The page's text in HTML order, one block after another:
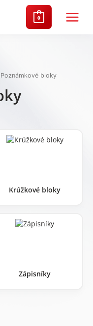
0
Main
bloky
Krúžkové bloky
Zápisníky